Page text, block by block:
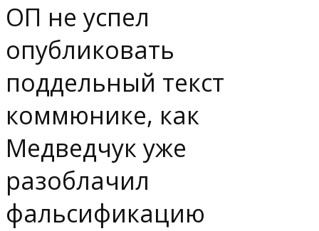
ОП не успел
опубликовать
поддельный текст
коммюнике, как
Медведчук уже
разоблачил
фальсификацию